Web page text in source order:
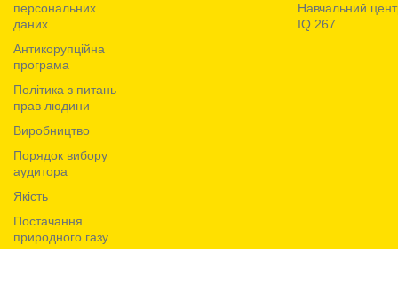
персональних
даних
Антикорупційна
програма
Політика з питань
прав людини
Виробництво
Порядок вибору
аудитора
Якiсть
Постачання
природного газу
Навчальний
IQ 267